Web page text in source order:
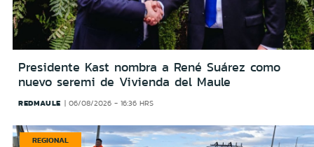
Presidente Kast nombra a René Suárez como
nuevo seremi de Vivienda del Maule
REDMAULE 06/08/2026 - 16:36 HRS
REGIONAL